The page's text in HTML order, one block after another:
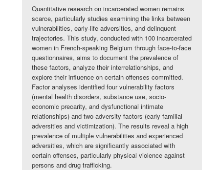
Quantitative research on incarcerated women remains
scarce, particularly studies examining the links between
vulnerabilities, early-life adversities, and delinquent
trajectories. This study, conducted with 100 incarcerated
women in French-speaking Belgium through face-to-face
questionnaires, aims to document the prevalence of
these factors, analyze their interrelationships, and
explore their influence on certain offenses committed.
Factor analyses identified four vulnerability factors
(mental health disorders, substance use, socio-
economic precarity, and dysfunctional intimate
relationships) and two adversity factors (early familial
adversities and victimization). The results reveal a high
prevalence of multiple vulnerabilities and experienced
adversities, which are significantly associated with
certain offenses, particularly physical violence against
persons and drug trafficking.